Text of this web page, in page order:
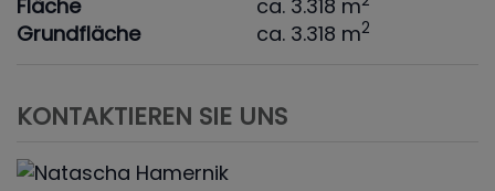
Fläche
ca. 3.318 m
Grundfläche ca. 3.318 m2
KONTAKTIEREN SIE UNS